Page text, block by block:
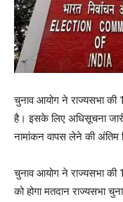
चुनाव आयोग ने राज्यसभा की
है। इसके लिए अधिसूचना
नामांकन वापस लेने की
चुनाव आयोग ने राज्यसभा की
को होगा मतदान राज्यसभा